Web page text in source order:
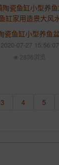
2020-07-27 15:56:07
2836浏览
3 4 5